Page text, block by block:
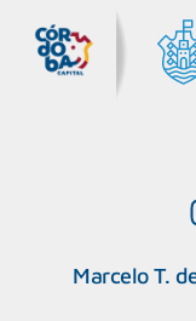
Marcelo T.